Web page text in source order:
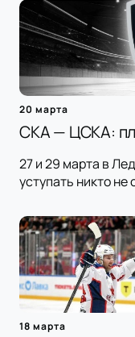
20 марта
СКА — ЦСКА:
27 и 29 марта в
уступать никто не
18 марта